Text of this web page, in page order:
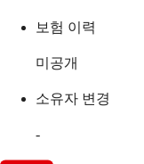
보험 이력
미공개
소유자 변경
-